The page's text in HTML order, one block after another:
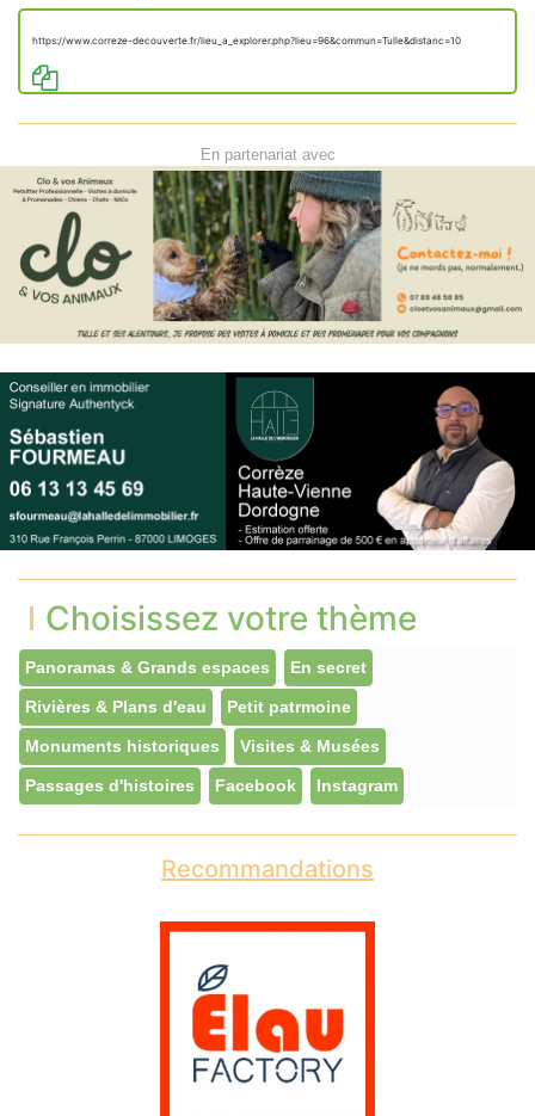
https://www.correze-decouverte.fr/lieu_a_explorer.php?lieu=96&commun=Tulle&distanc=10
En partenariat avec
Choisissez votre thème
Panoramas & Grands espaces En secret
Rivières & Plans d'eau Petit patrmoine
Monuments historiques Visites & Musées
Passages d'histoires Facebook Instagram
Recommandations